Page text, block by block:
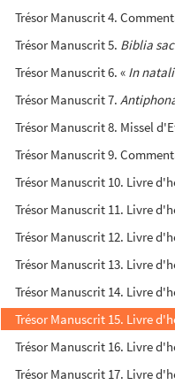
Trésor Manuscrit 5. Biblia
Trésor Manuscrit 6. « In
Trésor Manuscrit 7.
Trésor Manuscrit 8. Missel
Trésor Manuscrit 9.
Trésor Manuscrit 10. Livre
Trésor Manuscrit 11. Livre
Trésor Manuscrit 12. Livre
Trésor Manuscrit 13. Livre
Trésor Manuscrit 14. Livre
Trésor Manuscrit 15. Livre
Trésor Manuscrit 16. Livre
Trésor Manuscrit 17. Livre